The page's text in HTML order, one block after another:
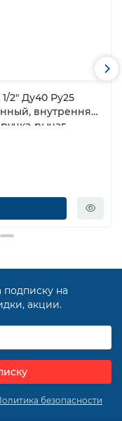
2″ Ду40 Ру25
внутренняя/
рычаг
на
акции.
безопасности